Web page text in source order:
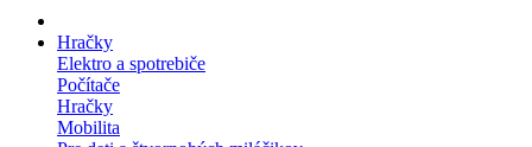
Hračky
Elektro a spotrebiče
Počítače
Hračky
Mobilita